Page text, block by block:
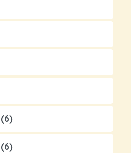
(6)
(6)